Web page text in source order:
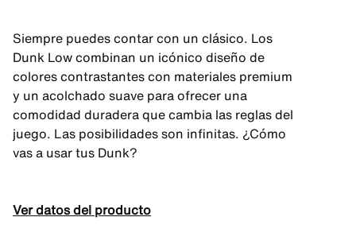
Siempre puedes contar con un clásico. Los
Dunk Low combinan un icónico diseño de
colores contrastantes con materiales premium
y un acolchado suave para ofrecer una
comodidad duradera que cambia las reglas del
juego. Las posibilidades son infinitas. ¿Cómo
vas a usar tus Dunk?
Ver datos del producto